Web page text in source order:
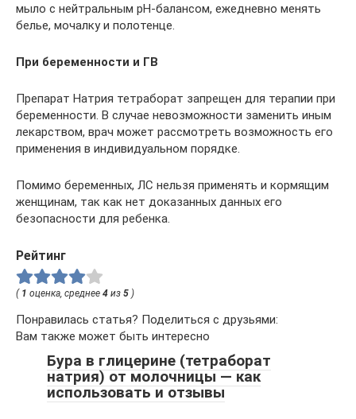
мыло с нейтральным рН-балансом, ежедневно менять
белье, мочалку и полотенце.
При беременности и ГВ
Препарат Натрия тетраборат запрещен для терапии при
беременности. В случае невозможности заменить иным
лекарством, врач может рассмотреть возможность его
применения в индивидуальном порядке.
Помимо беременных, ЛС нельзя применять и кормящим
женщинам, так как нет доказанных данных его
безопасности для ребенка.
Рейтинг
( 1 оценка, среднее 4 из 5 )
Понравилась статья? Поделиться с друзьями:
Вам также может быть интересно
Бура в глицерине (тетраборат
натрия) от молочницы — как
использовать и отзывы